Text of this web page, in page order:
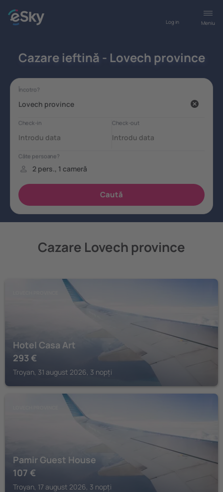
Meniu
Log in
Cazare ieftină - Lovech province
Cazare Lovech province
Hotel Casa Art
293 €
Troyan, 31 august 2026, 3 nopți
Pamir Guest House
107 €
Troyan, 17 august 2026, 3 nopți